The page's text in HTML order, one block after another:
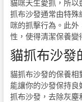
貓咪天生愛抓，所
抓布沙發通常由特殊
咪的抓擊行為。此
性，使得清潔保養變
貓抓布沙發
貓抓布沙發的保養
能讓你的沙發保持
抓布沙發，去除灰塵